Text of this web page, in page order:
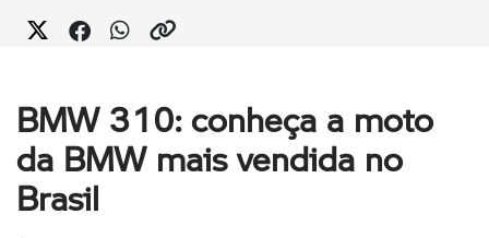
BMW 310: conheça a moto
da BMW mais vendida no
Brasil